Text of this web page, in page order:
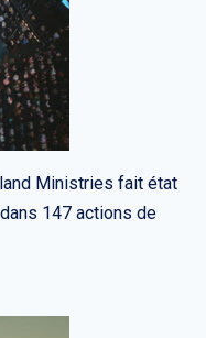
Ministries fait état
147 actions de